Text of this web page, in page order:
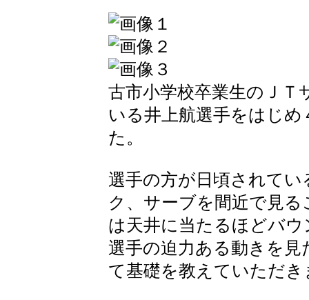
古市小学校卒業生のＪ
いる井上航選手をはじ
た。
選手の方が日頃されて
ク、サーブを間近で見
は天井に当たるほどバ
選手の迫力ある動きを
て基礎を教えていただき